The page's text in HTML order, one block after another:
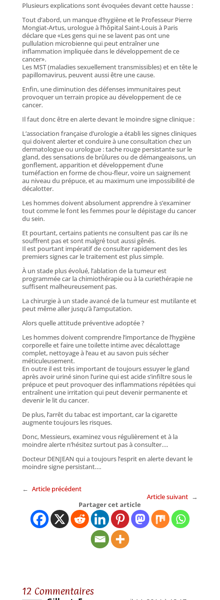
Plusieurs explications sont évoquées devant cette hausse :
Tout d’abord, un manque d’hygiène et le Professeur Pierre
Mongiat-Artus, urologue à l’hôpital Saint-Louis à Paris
déclare que «Les gens qui ne se lavent pas ont une
pullulation microbienne qui peut entraîner une
inflammation impliquée dans le développement de ce
cancer».
Les MST (maladies sexuellement transmissibles) et en tête le
papillomavirus, peuvent aussi être une cause.
Enfin, une diminution des défenses immunitaires peut
provoquer un terrain propice au développement de ce
cancer.
Il faut donc être en alerte devant le moindre signe clinique :
L’association française d’urologie a établi les signes cliniques
qui doivent alerter et conduire à une consultation chez un
dermatologue ou urologue : tache rouge persistante sur le
gland, des sensations de brûlures ou de démangeaisons, un
gonflement, apparition et développement d’une
tuméfaction en forme de chou-fleur, voire un saignement
au niveau du prépuce, et au maximum une impossibilité de
décalotter.
Les hommes doivent absolument apprendre à s’examiner
tout comme le font les femmes pour le dépistage du cancer
du sein.
Et pourtant, certains patients ne consultent pas car ils ne
souffrent pas et sont malgré tout aussi gênés.
Il est pourtant impératif de consulter rapidement des les
premiers signes car le traitement est plus simple.
À un stade plus évolué, l’ablation de la tumeur est
programmée car la chimiothérapie ou à la curiethérapie ne
suffisent malheureusement pas.
La chirurgie à un stade avancé de la tumeur est mutilante et
peut même aller jusqu’à l’amputation.
Alors quelle attitude préventive adoptée ?
Les hommes doivent comprendre l’importance de l’hygiène
corporelle et faire une toilette intime avec décalottage
complet, nettoyage à l’eau et au savon puis sécher
méticuleusement.
En outre il est très important de toujours essuyer le gland
après avoir uriné sinon l’urine qui est acide s’infiltre sous le
prépuce et peut provoquer des inflammations répétées qui
entraînent une irritation qui peut devenir permanente et
devenir le lit du cancer.
De plus, l’arrêt du tabac est important, car la cigarette
augmente toujours les risques.
Donc, Messieurs, examinez vous régulièrement et à la
moindre alerte n’hésitez surtout pas à consulter….
Docteur DENJEAN qui a toujours l’esprit en alerte devant le
moindre signe persistant….
← Article précédent
Article suivant →
Partager cet article
12 Commentaires